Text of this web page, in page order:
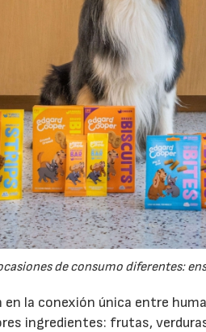
de consumo diferentes:
en la conexión única entre
ingredientes: frutas,